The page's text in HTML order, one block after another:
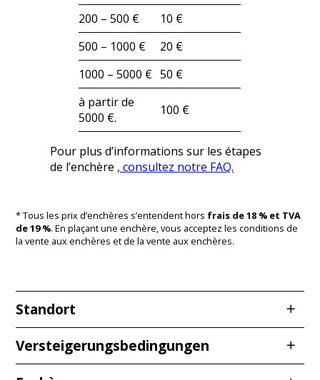
200 – 500 €
10 €
500 – 1000 €
20 €
1000 – 5000 € 50 €
à partir de
5000 €.
100 €
Pour plus d’informations sur les étapes
de l’enchère , consultez notre FAQ.
* Tous les prix d’enchères s’entendent hors frais de 18 % et TVA
de 19 %. En plaçant une enchère, vous acceptez les conditions de
la vente aux enchères et de la vente aux enchères.
Standort
Redcarstraße 3
53842 Troisdorf
Versteigerungsbedingungen